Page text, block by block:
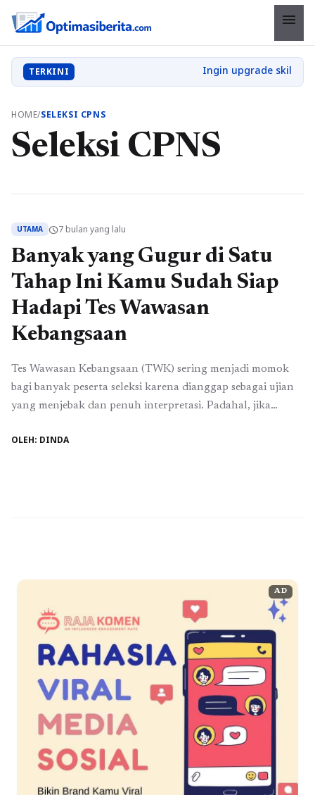
menu
TERKINI
HOME/SELEKSI CPNS
Seleksi CPNS
UTAMA schedule7 bulan yang lalu
Banyak yang Gugur di Satu
Tahap Ini Kamu Sudah Siap
Hadapi Tes Wawasan
Kebangsaan
Tes Wawasan Kebangsaan (TWK) sering menjadi momok
bagi banyak peserta seleksi karena dianggap sebagai ujian
yang menjebak dan penuh interpretasi. Padahal, jika
sekadar tes hafalan, melainkan ujian cara berpikir sebagai
OLEH: DINDA
AD